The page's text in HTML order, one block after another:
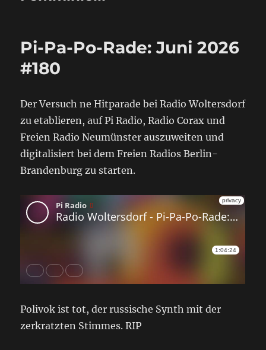
Pi-Pa-Po-Rade: Juni 2026
#180
Der Versuch ne Hitparade bei Radio Woltersdorf
zu etablieren, auf Pi Radio, Radio Corax und
Freien Radio Neumünster auszuweiten und
digitalisiert bei dem Freien Radios Berlin-
Brandenburg zu starten.
Polivok ist tot, der russische Synth mit der
zerkratzten Stimmes. RIP